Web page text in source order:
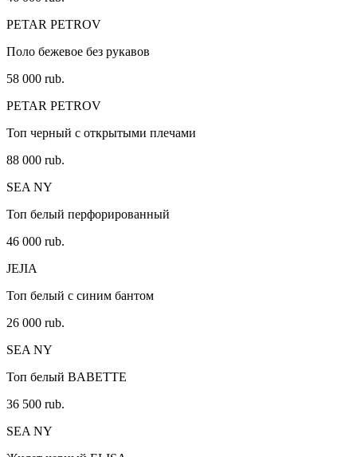
PETAR PETROV
Поло бежевое без рукавов
58 000 rub.
PETAR PETROV
Топ черный с открытыми плечами
88 000 rub.
SEA NY
Топ белый перфорированный
46 000 rub.
JEJIA
Топ белый с синим бантом
26 000 rub.
SEA NY
Топ белый BABETTE
36 500 rub.
SEA NY